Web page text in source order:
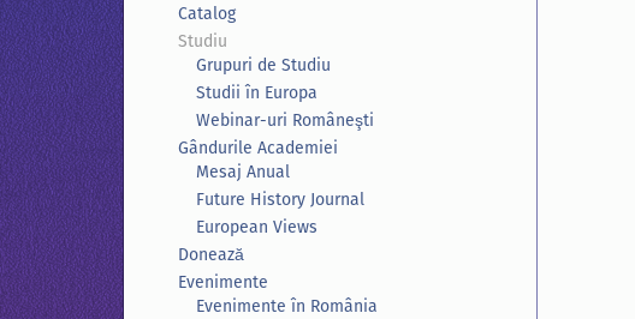
Catalog
Studiu
Grupuri de Studiu
Studii în Europa
Webinar-uri Româneşti
Gândurile Academiei
Mesaj Anual
Future History Journal
European Views
Donează
Evenimente
Evenimente în România